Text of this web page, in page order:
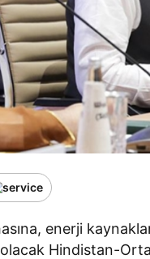
enerji
Hindistan-